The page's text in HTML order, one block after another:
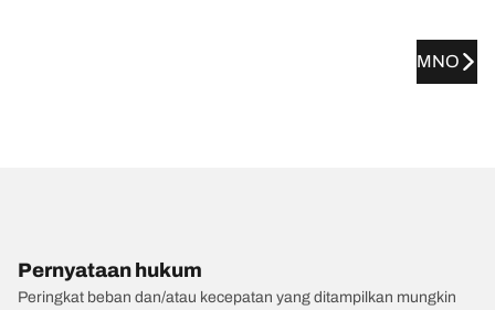
MNO
Pernyataan hukum
Peringkat beban dan/atau kecepatan yang ditampilkan mungkin